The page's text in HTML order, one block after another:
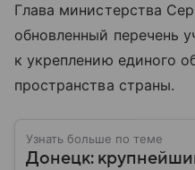
Глава министерства
обновленный перечень
к укреплению единого
пространства страны.
Узнать больше по теме
Донецк: